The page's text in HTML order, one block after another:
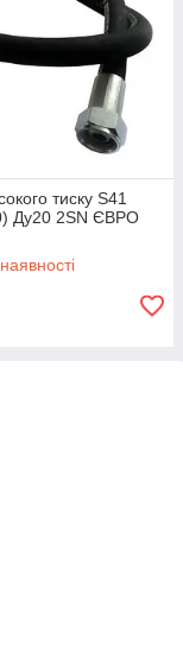
тиску S41
Ду20 2SN ЄВРО